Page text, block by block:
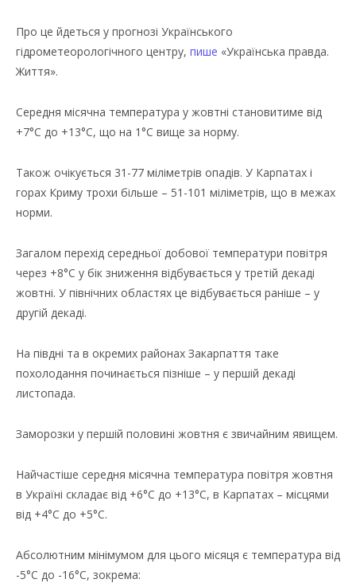
Про це йдеться у прогнозі Українського
гідрометеорологічного центру, пише «Українська правда.
Життя».
Середня місячна температура у жовтні становитиме від
+7°C до +13°C, що на 1°C вище за норму.
Також очікується 31-77 міліметрів опадів. У Карпатах і
горах Криму трохи більше – 51-101 міліметрів, що в межах
норми.
Загалом перехід середньої добової температури повітря
через +8°C у бік зниження відбувається у третій декаді
жовтні. У північних областях це відбувається раніше – у
другій декаді.
На півдні та в окремих районах Закарпаття таке
похолодання починається пізніше – у першій декаді
листопада.
Заморозки у першій половині жовтня є звичайним явищем.
Найчастіше середня місячна температура повітря жовтня
в Україні складає від +6°C до +13°C, в Карпатах – місцями
від +4°C до +5°C.
Абсолютним мінімумом для цього місяця є температура від
-5°C до -16°C, зокрема: